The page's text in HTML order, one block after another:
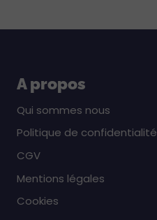
A propos
Qui sommes nous
Politique de confidentialité
CGV
Mentions légales
Cookies